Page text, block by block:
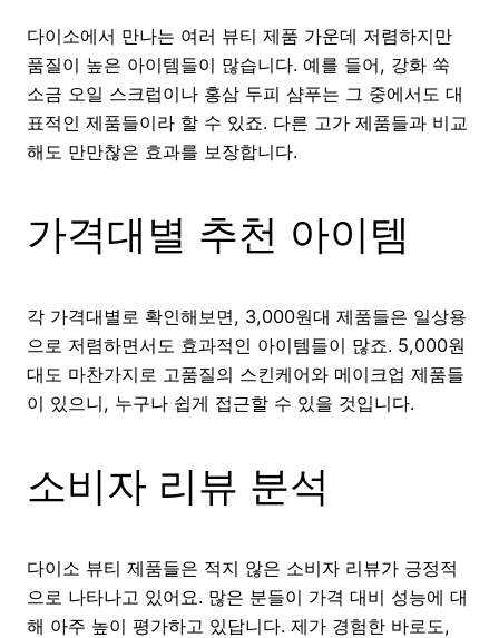
다이소에서 만나는 여러 뷰티 제품 가운데 저렴하지만
품질이 높은 아이템들이 많습니다. 예를 들어, 강화 쑥
소금 오일 스크럽이나 홍삼 두피 샴푸는 그 중에서도 대
표적인 제품들이라 할 수 있죠. 다른 고가 제품들과 비교
해도 만만찮은 효과를 보장합니다.
가격대별 추천 아이템
각 가격대별로 확인해보면, 3,000원대 제품들은 일상용
으로 저렴하면서도 효과적인 아이템들이 많죠. 5,000원
대도 마찬가지로 고품질의 스킨케어와 메이크업 제품들
이 있으니, 누구나 쉽게 접근할 수 있을 것입니다.
소비자 리뷰 분석
다이소 뷰티 제품들은 적지 않은 소비자 리뷰가 긍정적
으로 나타나고 있어요. 많은 분들이 가격 대비 성능에 대
해 아주 높이 평가하고 있답니다. 제가 경험한 바로도,